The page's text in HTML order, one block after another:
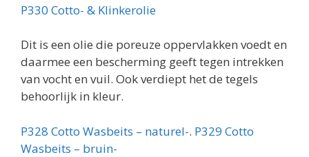
P330 Cotto- & Klinkerolie
Dit is een olie die poreuze oppervlakken voedt en
daarmee een bescherming geeft tegen intrekken
van vocht en vuil. Ook verdiept het de tegels
behoorlijk in kleur.
P328 Cotto Wasbeits – naturel-. P329 Cotto
Wasbeits – bruin-